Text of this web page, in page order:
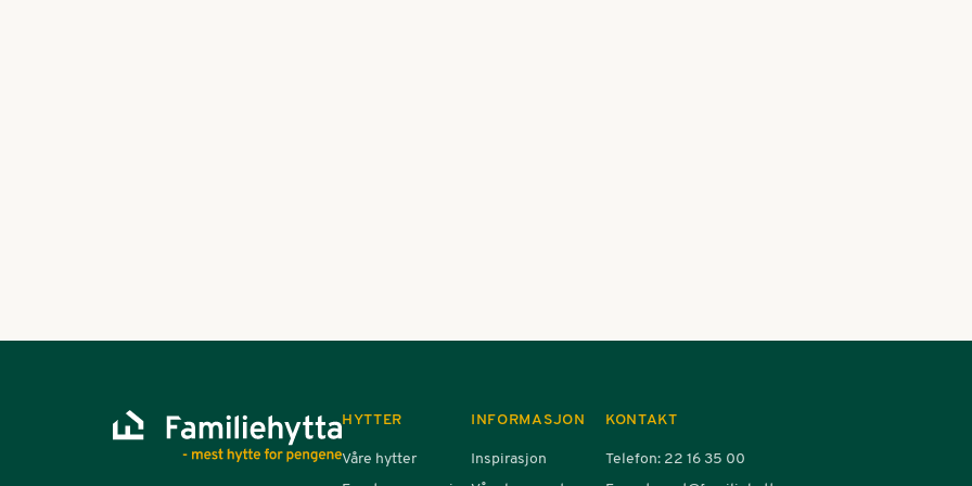
HYTTER
Våre hytter
INFORMASJON
Inspirasjon
KONTAKT
Telefon: 22 16 35 00